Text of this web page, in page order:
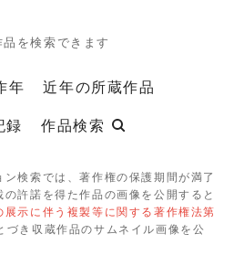
を検索できます
年
近年の所蔵作品
録 作品検索
検索では、著作権の保護期間が満了
許諾を得た作品の画像を公開すると
展示に伴う複製等に関する著作権法第
づき収蔵作品のサムネイル画像を公